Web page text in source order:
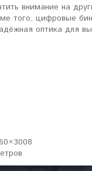
внимание на
того, цифровые
оптика для